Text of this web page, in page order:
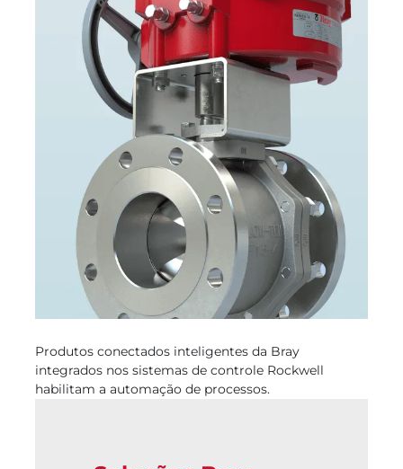
Produtos conectados inteligentes da Bray
integrados nos sistemas de controle Rockwell
habilitam a automação de processos.